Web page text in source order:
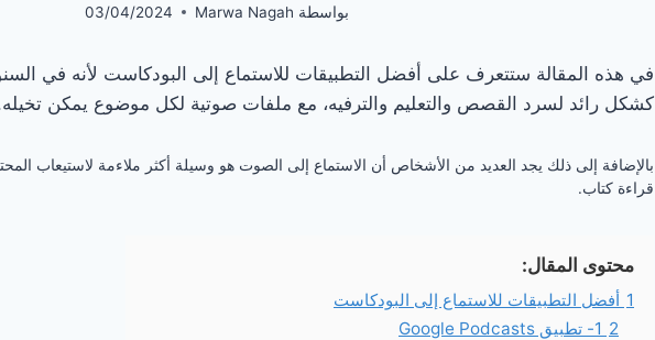
بواسطة Marwa Nagah
03/04/2024
في هذه المقالة ستتعرف على أفضل التطبيقات للاستماع إلى البودكاست لأنه في
كشكل رائد لسرد القصص والتعليم والترفيه، مع ملفات صوتية لكل موضوع يمكن
بالإضافة إلى ذلك يجد العديد من الأشخاص أن الاستماع إلى الصوت هو وسيلة أكثر ملاءمة لاستيعاب
قراءة كتاب.
محتوى المقال:
1 أفضل التطبيقات للاستماع إلى البودكاست
2 1- تطبيق Google Podcasts